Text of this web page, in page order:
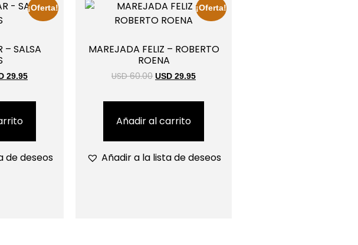
¡Oferta!
– SALSA
29.95
de deseos
¡Oferta!
MAREJADA FELIZ – ROBERTO
ROENA
USD 60.00 USD 29.95
Añadir al carrito
Añadir a la lista de deseos